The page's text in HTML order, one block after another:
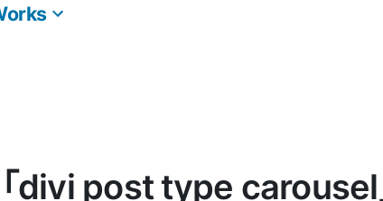
divi post type carousel